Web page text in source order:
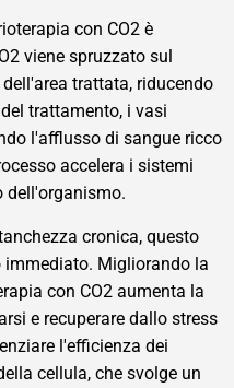
con CO2 è
viene spruzzato sul
trattata, riducendo
trattamento, i vasi
l'afflusso di sangue ricco
accelera i sistemi
dell'organismo.
cronica, questo
immediato. Migliorando la
con CO2 aumenta la
e recuperare dallo stress
l'efficienza dei
cellula, che svolge un